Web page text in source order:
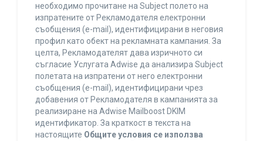
необходимо прочитане на Subject полето на
изпратените от Рекламодателя електронни
съобщения (e-mail), идентифицирани в неговия
профил като обект на рекламната кампания. За
целта, Рекламодателят дава изричното си
съгласие Услугата Adwise да анализира Subject
полетата на изпратени от него електронни
съобщения (e-mail), идентифицирани чрез
добавения от Рекламодателя в кампанията за
реализиране на Adwise Mailboost DKIM
идентификатор. За краткост в текста на
настоящите Общите условия се използва